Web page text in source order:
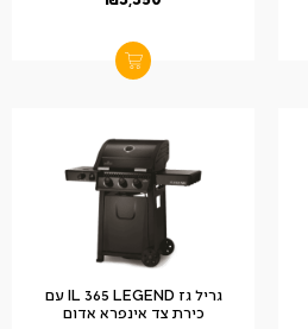
גריל גז IL 365 LEGEND עם
כירת צד אינפרא אדום